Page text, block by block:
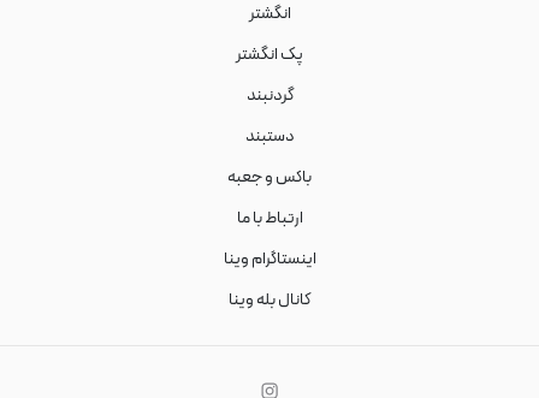
انگشتر
پک انگشتر
گردنبند
دستبند
باکس و جعبه
ارتباط با ما
اینستاگرام وینا
کانال بله وینا